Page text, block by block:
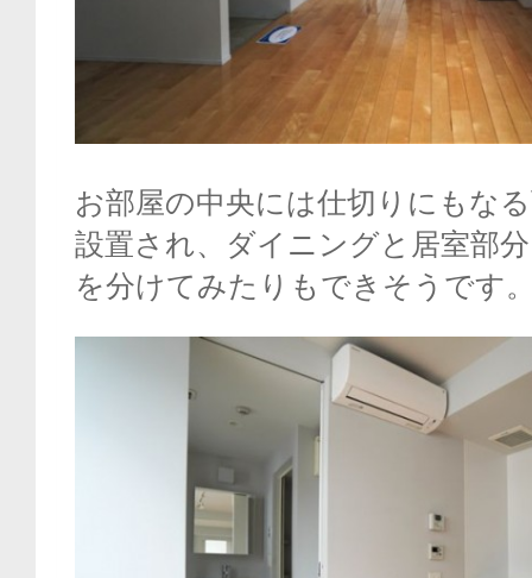
お部屋の中央には仕切りにもな
設置され、ダイニングと居室部
を分けてみたりもできそうです